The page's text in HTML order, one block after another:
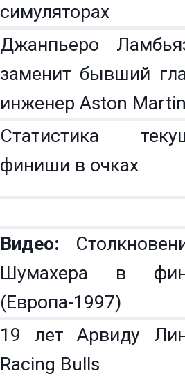
симуляторах
Джанпьеро
заменит бывший
инженер Aston
Статистика
финиши в очках
Видео:
Шумахера в
(Европа-1997)
19 лет Арвиду
Racing Bulls